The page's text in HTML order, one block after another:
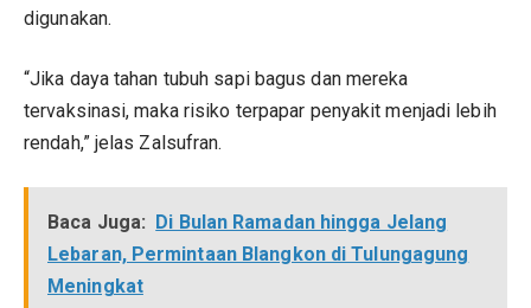
digunakan.
“Jika daya tahan tubuh sapi bagus dan mereka
tervaksinasi, maka risiko terpapar penyakit menjadi lebih
rendah,” jelas Zalsufran.
Baca Juga:
Di Bulan Ramadan hingga Jelang
Lebaran, Permintaan Blangkon di Tulungagung
Meningkat